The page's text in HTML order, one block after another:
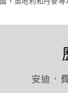
安迪．